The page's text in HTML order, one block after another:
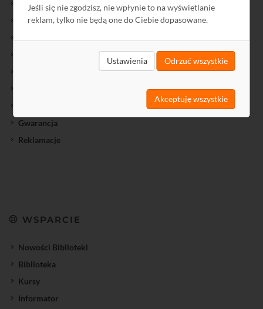
Jeśli się nie zgodzisz, nie wpłynie to na wyświetlanie
reklam, tylko nie będą one do Ciebie dopasowane.
Ustawienia Odrzuć wszystkie
Akceptuję wszystkie
Nowości oferty
Oferty Specjalne
Gwarancja
Reklamacje
WSPARCIE
Nowości Biblioteki
Biblioteka
Kursy
Informator